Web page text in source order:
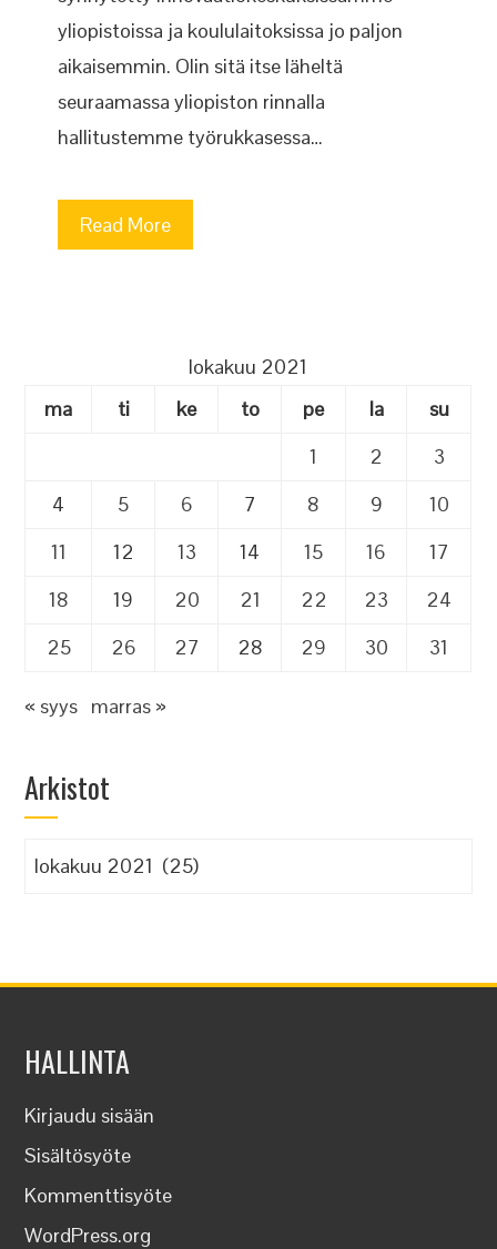
yliopistoissa ja koululaitoksissa jo paljon
aikaisemmin. Olin sitä itse läheltä
seuraamassa yliopiston rinnalla
hallitustemme työrukkasessa…
Read More
lokakuu 2021
ma
ti ke to pe la
su
1
2
3
4
5 6 7 8 9
10
11
12 13 14 15 16
17
18
19 20 21 22 23
24
25
26 27 28 29 30 31
« syys marras »
Arkistot
Arkistot
HALLINTA
Kirjaudu sisään
Sisältösyöte
Kommenttisyöte
WordPress.org